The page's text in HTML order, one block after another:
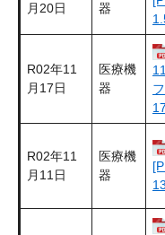
月20日
器
R02年11
月17日
医療機
器
R02年11
月11日
医療機
器